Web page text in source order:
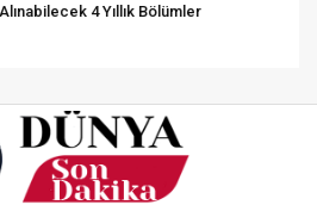
4 Yıllık Bölümler